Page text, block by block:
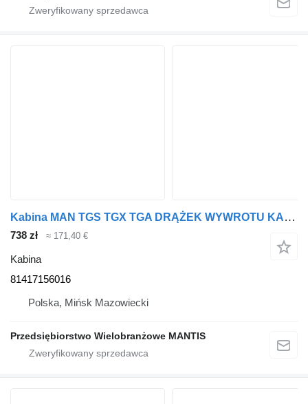
Kabina MAN TGS TGX TGA DRĄŻEK WYWROTU KABINY 81417156016 do ciągnika siodłowego
738 zł ≈ 171,40 €
Kabina
81417156016
Polska, Mińsk Mazowiecki
Przedsiębiorstwo Wielobranżowe MANTIS